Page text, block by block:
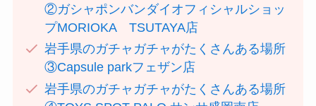
②ガシャポンバンダイオフィシャルショッ
プMORIOKA TSUTAYA店
岩手県のガチャガチャがたくさんある場所
③Capsule parkフェザン店
岩手県のガチャガチャがたくさんある場所